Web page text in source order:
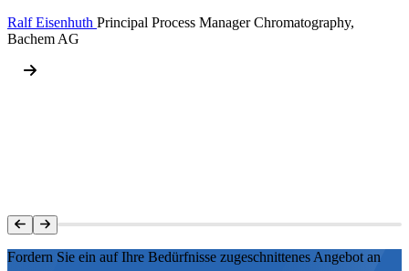
Ralf Eisenhuth Principal Process Manager Chromatography,
Bachem AG
Fordern Sie ein auf Ihre Bedürfnisse zugeschnittenes Angebot an